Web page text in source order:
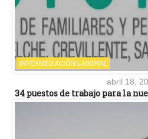
INTERMEDIACIÓN LABORAL
abril 18,
34 puestos de trabajo para la